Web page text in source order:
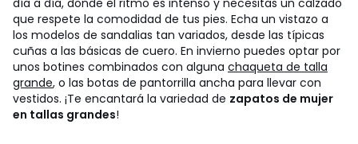
día a día, donde el ritmo es intenso y necesitas un calzado
que respete la comodidad de tus pies. Echa un vistazo a
los modelos de sandalias tan variados, desde las típicas
cuñas a las básicas de cuero. En invierno puedes optar por
unos botines combinados con alguna chaqueta de talla
grande, o las botas de pantorrilla ancha para llevar con
vestidos. ¡Te encantará la variedad de zapatos de mujer
en tallas grandes!